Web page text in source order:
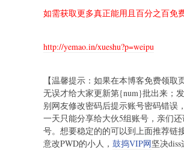
如需获取更多真正能用且百分之百免
http://yemao.in/xueshu?p=weipu
【温馨提示：如果在本博客免费领
无误才给大家更新第{num}批出来；
别网友修改密码后提示账号密码错误
一天只能分享给大伙5组账号，亲们
号。想要稳定的的可以到上面推荐链
意改PWD的小人， 鼓捣VIP网坚决diss